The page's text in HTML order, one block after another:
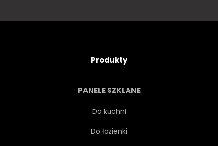
Produkty
PANELE SZKLANE
Do kuchni
Do łazienki